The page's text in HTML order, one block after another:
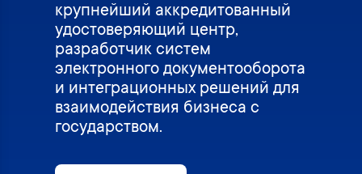
крупнейший аккредитованный
удостоверяющий центр,
разработчик систем
электронного документооборота
и интеграционных решений для
взаимодействия бизнеса с
государством.